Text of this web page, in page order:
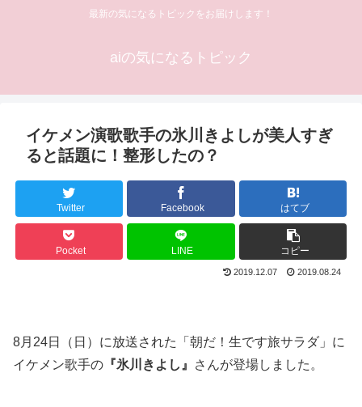
最新の気になるトピックをお届けします！
aiの気になるトピック
イケメン演歌歌手の氷川きよしが美人すぎ
ると話題に！整形したの？
Twitter Facebook はてブ
Pocket LINE コピー
2019.12.07 2019.08.24
8月24日（日）に放送された「朝だ！生です旅サラダ」に
イケメン歌手の 『氷川きよし』 さんが登場しました。